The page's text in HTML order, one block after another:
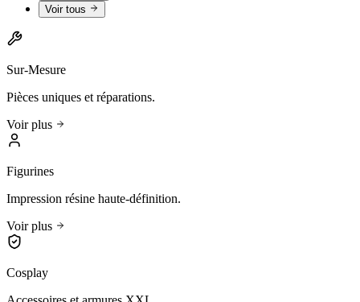
Voir tous
Sur-Mesure
Pièces uniques et réparations.
Voir plus
Figurines
Impression résine haute-définition.
Voir plus
Cosplay